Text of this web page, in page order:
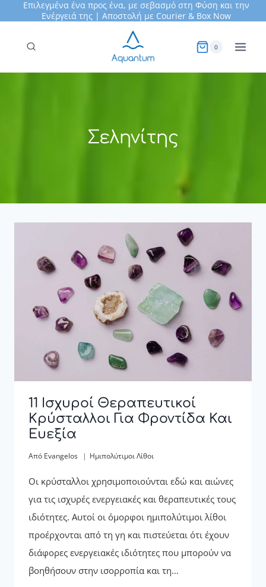
content
Επιλεγμένα ένα προς ένα, με σεβασμό στη Φύση και την
Ενέργειά της | Αποστολή με Courier & Box Now
0
Σεληνίτης
11 Ισχυροί Θεραπευτικοί
Κρύσταλλοι Για Φροντίδα Και
Ευεξία
Από Evangelos Ημιπολύτιμοι Λίθοι
Οι κρύσταλλοι χρησιμοποιούνται εδώ και αιώνες
για τις ισχυρές ενεργειακές και θεραπευτικές τους
ιδιότητες. Αυτοί οι όμορφοι ημιπολύτιμοι λίθοι
προέρχονται από τη γη και πιστεύεται ότι έχουν
διάφορες ενεργειακές ιδιότητες που μπορούν να
βοηθήσουν στην ισορροπία και τη…